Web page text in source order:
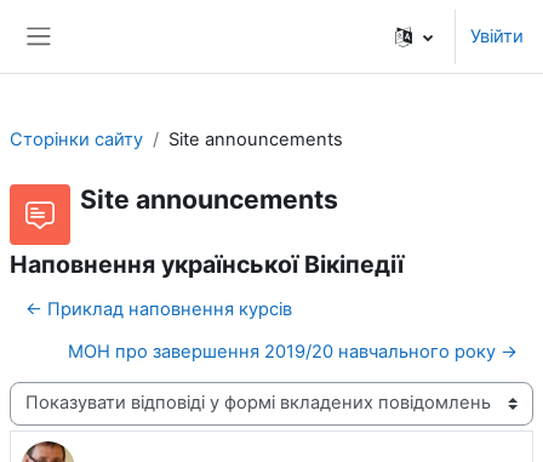
Увійти
Сторінки сайту Site announcements
Site announcements
Наповнення української Вікіпедії
← Приклад наповнення курсів
МОН про завершення 2019/20 навчального року →
Тип показу